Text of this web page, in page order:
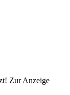
Zur Anzeige